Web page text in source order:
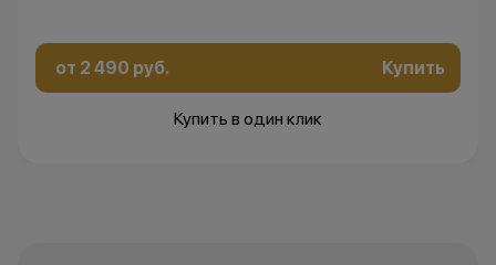
от 2 490 руб. Купить
Купить в один клик